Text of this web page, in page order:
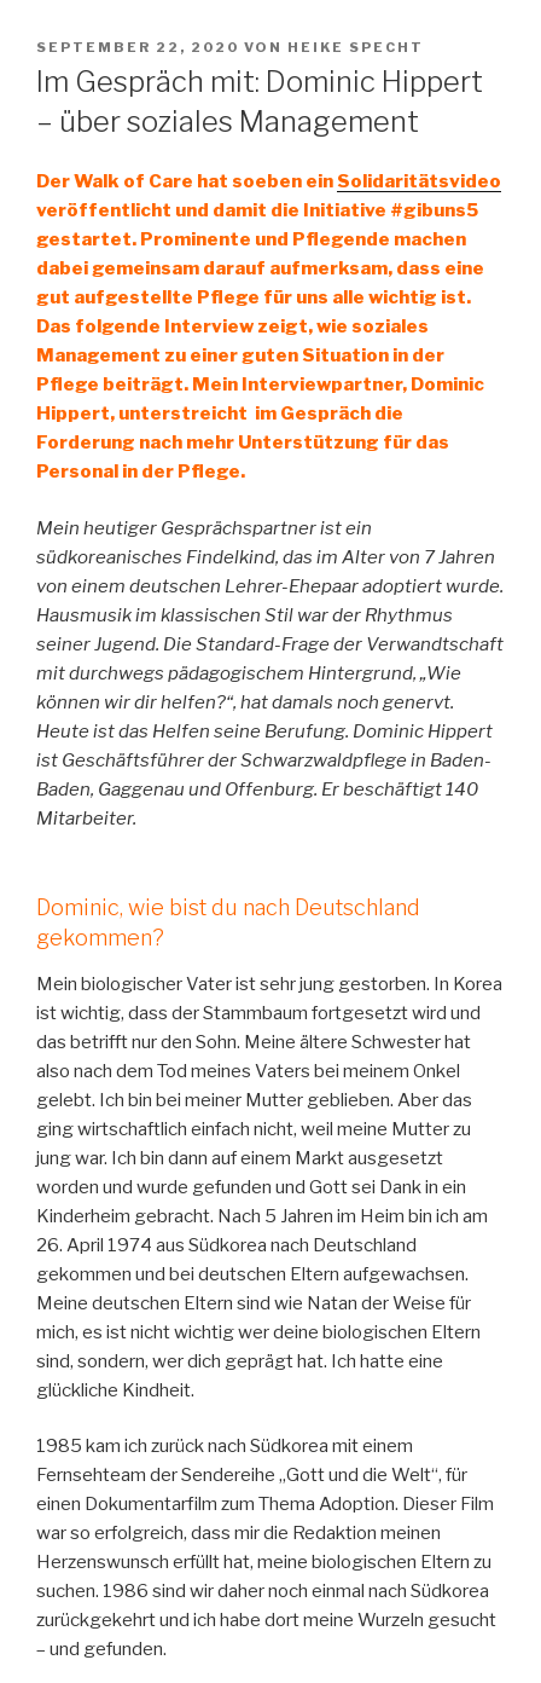
VERÖFFENTLICHT
AM
SEPTEMBER 22, 2020 VON HEIKE SPECHT
Im Gespräch mit: Dominic Hippert
– über soziales Management
Der Walk of Care hat soeben einSolidaritätsvideo
veröffentlicht und damit die Initiative #gibuns5
gestartet. Prominente und Pflegende machen
dabei gemeinsam darauf aufmerksam, dass eine
gut aufgestellte Pflege für uns alle wichtig ist.
Das folgende Interview zeigt, wie soziales
Management zu einer guten Situation in der
Pflege beiträgt. Mein Interviewpartner, Dominic
Hippert, unterstreicht im Gespräch die
Forderung nach mehr Unterstützung für das
Personal in der Pflege.
Mein heutiger Gesprächspartner ist ein
südkoreanisches Findelkind, das im Alter von 7 Jahren
von einem deutschen Lehrer-Ehepaar adoptiert wurde.
Hausmusik im klassischen Stil war der Rhythmus
seiner Jugend. Die Standard-Frage der Verwandtschaft
mit durchwegs pädagogischem Hintergrund, „Wie
können wir dir helfen?“, hat damals noch genervt.
Heute ist das Helfen seine Berufung. Dominic Hippert
ist Geschäftsführer der Schwarzwaldpflege in Baden-
Baden, Gaggenau und Offenburg. Er beschäftigt 140
Mitarbeiter.
Dominic, wie bist du nach Deutschland
gekommen?
Mein biologischer Vater ist sehr jung gestorben. In Korea
ist wichtig, dass der Stammbaum fortgesetzt wird und
das betrifft nur den Sohn. Meine ältere Schwester hat
also nach dem Tod meines Vaters bei meinem Onkel
gelebt. Ich bin bei meiner Mutter geblieben. Aber das
ging wirtschaftlich einfach nicht, weil meine Mutter zu
jung war. Ich bin dann auf einem Markt ausgesetzt
worden und wurde gefunden und Gott sei Dank in ein
Kinderheim gebracht. Nach 5 Jahren im Heim bin ich am
26. April 1974 aus Südkorea nach Deutschland
gekommen und bei deutschen Eltern aufgewachsen.
Meine deutschen Eltern sind wie Natan der Weise für
mich, es ist nicht wichtig wer deine biologischen Eltern
sind, sondern, wer dich geprägt hat. Ich hatte eine
glückliche Kindheit.
1985 kam ich zurück nach Südkorea mit einem
Fernsehteam der Sendereihe „Gott und die Welt“, für
einen Dokumentarfilm zum Thema Adoption. Dieser Film
war so erfolgreich, dass mir die Redaktion meinen
Herzenswunsch erfüllt hat, meine biologischen Eltern zu
suchen. 1986 sind wir daher noch einmal nach Südkorea
zurückgekehrt und ich habe dort meine Wurzeln gesucht
– und gefunden.